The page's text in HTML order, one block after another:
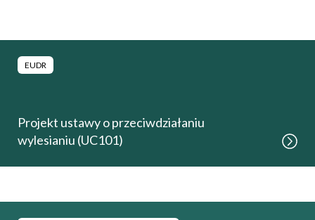
EUDR
Projekt ustawy o przeciwdziałaniu
wylesianiu (UC101)